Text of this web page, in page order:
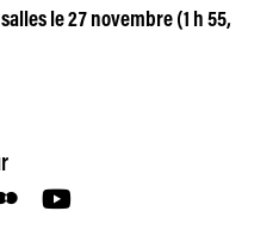
le 27 novembre (1 h 55,